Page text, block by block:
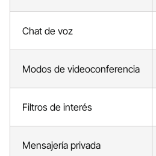
Chat de voz
Modos de videoconferencia
Filtros de interés
Mensajería privada